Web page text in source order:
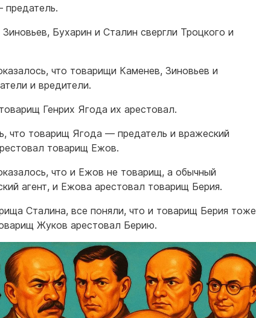
Бухарин и Сталин свергли Троцкого и
что товарищи Каменев, Зиновьев и
и вредители.
Генрих Ягода их арестовал.
что товарищ Ягода — предатель и вражеский
товарищ Ежов.
что и Ежов не товарищ, а обычный
агент, и Ежова арестовал товарищ Берия.
Сталина, все поняли, что и товарищ Берия тоже
Жуков арестовал Берию.